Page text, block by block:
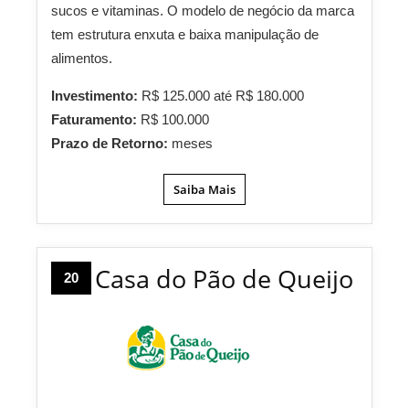
sucos e vitaminas. O modelo de negócio da marca
tem estrutura enxuta e baixa manipulação de
alimentos.
Investimento: R$ 125.000 até R$ 180.000
Faturamento: R$ 100.000
Prazo de Retorno: meses
Saiba Mais
20 Casa do Pão de Queijo